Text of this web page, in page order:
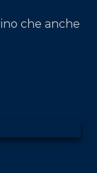
che anche